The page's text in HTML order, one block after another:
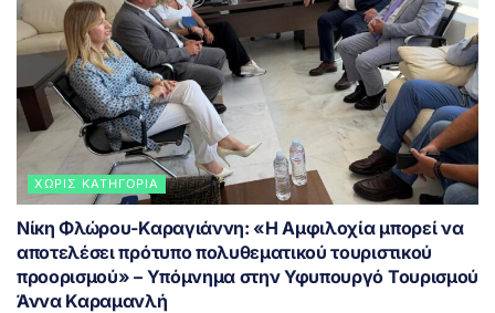
ΧΩΡΊΣ ΚΑΤΗΓΟΡΊΑ
Νίκη Φλώρου-Καραγιάννη: «Η Αμφιλοχία μπορεί να
αποτελέσει πρότυπο πολυθεματικού τουριστικού
προορισμού» – Υπόμνημα στην Υφυπουργό Τουρισμού
Άννα Καραμανλή